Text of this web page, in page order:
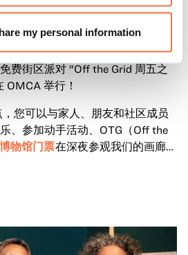
my personal information
与 "脱网 "合作
费街区派对 "Off the Grid 周五之
OMCA 举行！
您可以与家人、朋友和社区成员
、参加动手活动、OTG（Off the
博物馆门票在深夜参观我们的画廊和